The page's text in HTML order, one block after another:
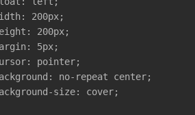
200px;
200px;
5px;
pointer;
no-repeat center;
size: cover;